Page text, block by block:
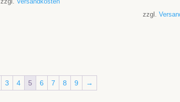
zzgl.
3 4 5 6 7 8 9 →